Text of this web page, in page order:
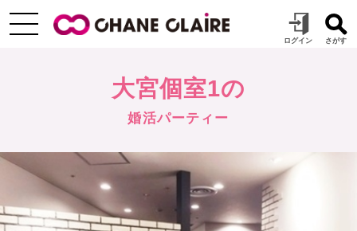
大宮個室1の
婚活パーティー